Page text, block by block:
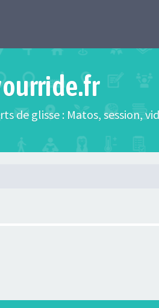
de glisse : Matos, session,